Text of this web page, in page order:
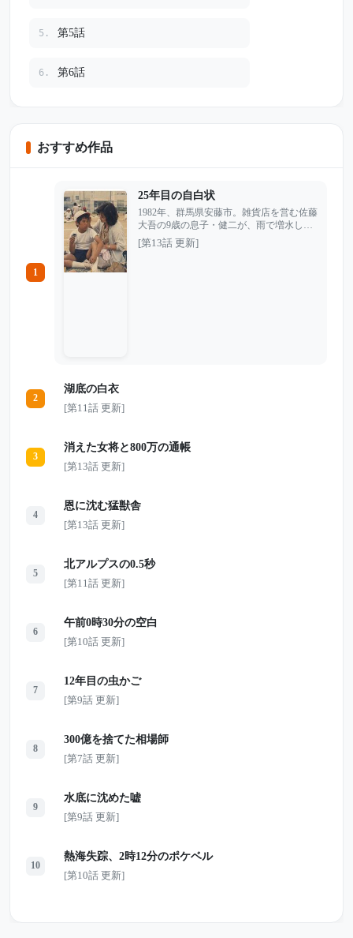
5. 第5話
6. 第6話
おすすめ作品
1
25年目の自白状
1982年、群馬県安藤市。雑貨店を営む佐藤
大吾の9歳の息子・健二が、雨で増水した
川のそばで姿を消した。 現場には健二の
運動靴が残され、下流では赤い帽子も見つ
べてがつながった時、父は息子が奪われた
本当の理由を知ることになる――。
[第13話 更新]
2
湖底の白衣
[第11話 更新]
3
消えた女将と800万の通帳
[第13話 更新]
4
恩に沈む猛獣舎
[第13話 更新]
5
北アルプスの0.5秒
[第11話 更新]
6
午前0時30分の空白
[第10話 更新]
7
12年目の虫かご
[第9話 更新]
8
300億を捨てた相場師
[第7話 更新]
9
水底に沈めた嘘
[第9話 更新]
10
熱海失踪、2時12分のポケベル
[第10話 更新]